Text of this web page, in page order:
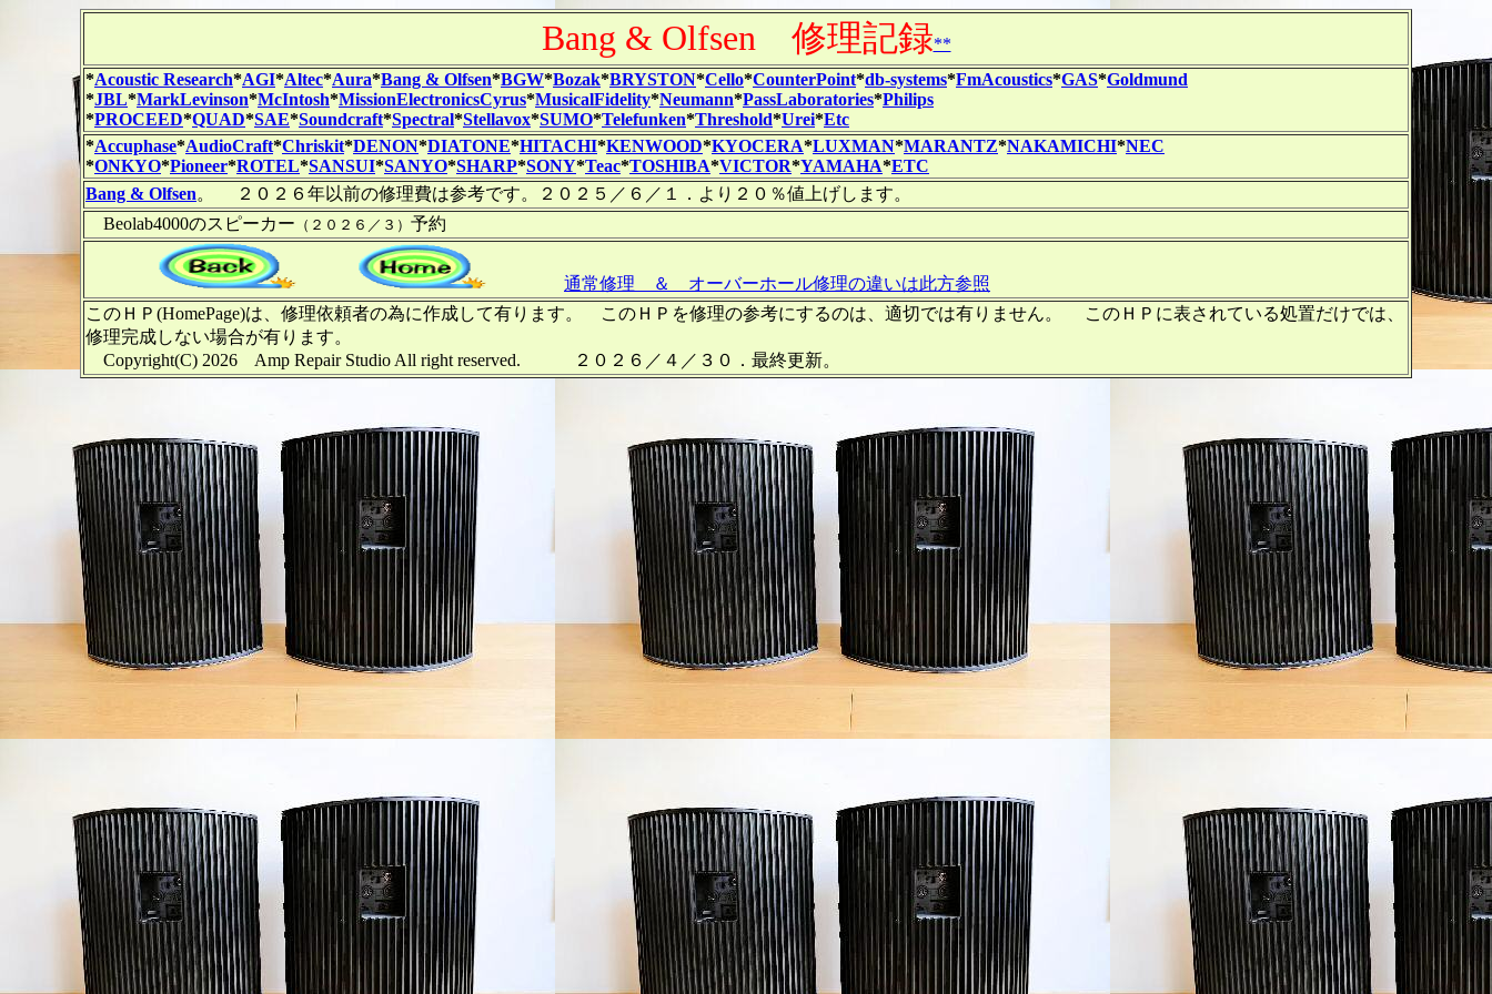
Bang & Olfsen 修理記録**
*Acoustic Research*AGI*Altec*Aura*Bang & Olfsen*BGW*Bozak*BRYSTON*Cello*CounterPoint*db-systems*FmAcoustics*GAS*Goldmund
*JBL*MarkLevinson*McIntosh*MissionElectronicsCyrus*MusicalFidelity*Neumann*PassLaboratories*Philips
*PROCEED*QUAD*SAE*Soundcraft*Spectral*Stellavox*SUMO*Telefunken*Threshold*Urei*Etc
*Accuphase*AudioCraft*Chriskit*DENON*DIATONE*HITACHI*KENWOOD*KYOCERA*LUXMAN*MARANTZ*NAKAMICHI*NEC
*ONKYO*Pioneer*ROTEL*SANSUI*SANYO*SHARP*SONY*Teac*TOSHIBA*VICTOR*YAMAHA*ETC
Bang & Olfsen。 ２０２６年以前の修理費は参考です。２０２５／６／１．より２０％値上げします。
Beolab4000のスピーカー （２０２６／３） 予約
通常修理 ＆ オーバーホール修理の違いは此方参照
このＨＰ(HomePage)は、修理依頼者の為に作成して有ります。 このＨＰを修理の参考にするのは、適切では有りません。 このＨＰに表されている処置だけでは、
修理完成しない場合が有ります。
Copyright(C) 2026 Amp Repair Studio All right reserved. ２０２６／４／３０．最終更新。